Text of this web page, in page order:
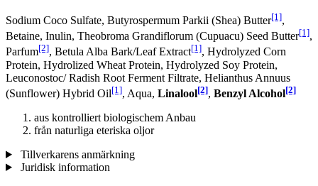
Sodium Coco­ Sulfate, Butyrospermum Parkii (Shea) Butter[1],
Betaine, Inulin, Theobroma Grandiflorum (Cupuacu) Seed Butter[1],
Parfum[2], Betula Alba Bark/Leaf Extract[1], Hydrolyzed Corn
Protein, Hydrolized Wheat Protein, Hydrolyzed Soy Protein,
Leuconostoc/ Radish Root Ferment Filtrate, Helianthus Annuus
(Sunflower) Hybrid Oil[1], Aqua, Linalool[2], Benzyl Alcohol[2]
aus kontrolliert biologischem Anbau
från naturliga eteriska oljor
Tillverkarens anmärkning
Juridisk information